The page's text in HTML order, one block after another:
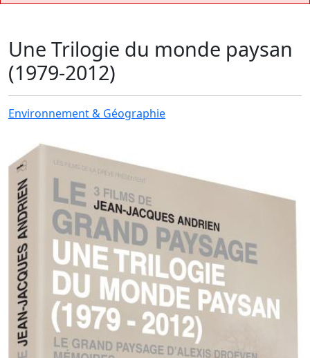
Une Trilogie du monde paysan
(1979-2012)
Environnement & Géographie